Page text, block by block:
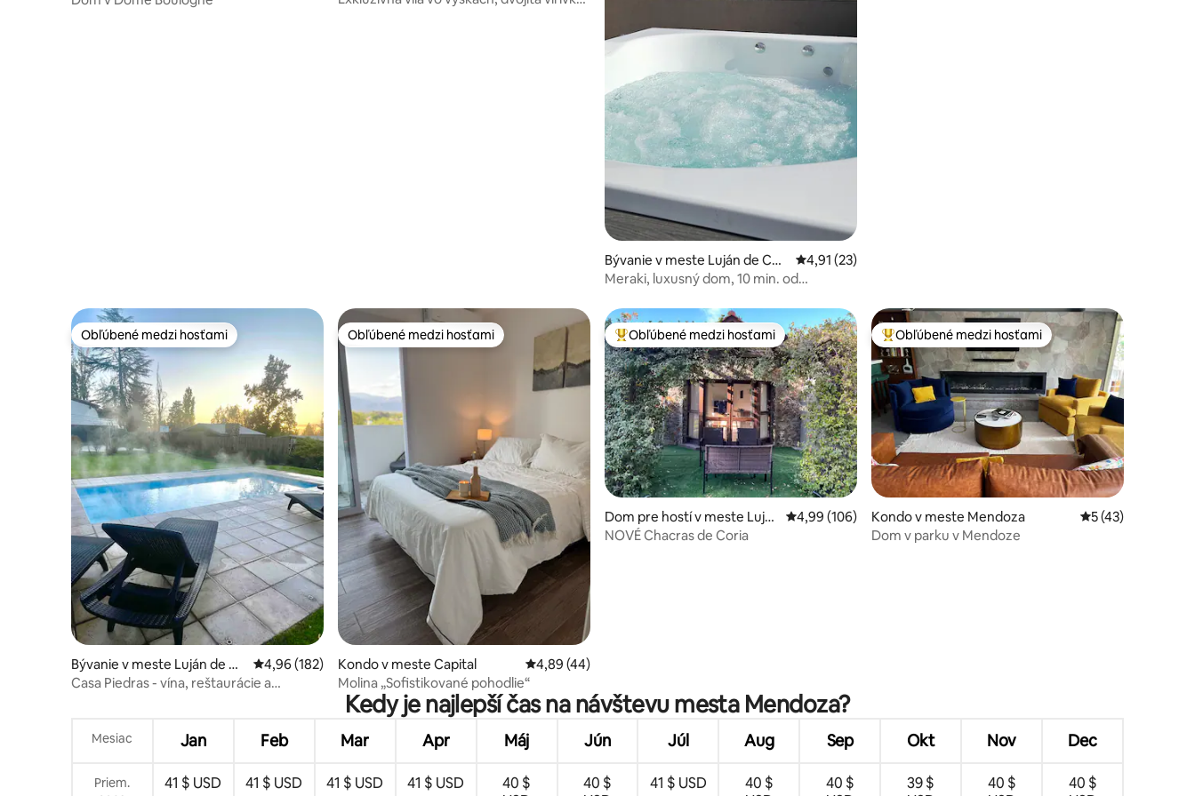
Bývanie v meste Luján de Cuy
o
Priemerné ohodnotenie 4,91 z 5, počet hodnotení: 23
4,91 (23)
Meraki, luxusný dom, 10 min. od
Obľúbené medzi hosťami
Obľúbené medzi hosťami
Bývanie v meste Luján de Cu
yo
Priemerné ohodnotenie 4,96 z 5, počet hodnotení: 182
4,96 (182)
Casa Piedras - vína, reštaurácie a
Obľúbené medzi hosťami
Obľúbené medzi hosťami
Kondo v meste Capital Priemerné ohodnotenie 4,89 z 5, počet hodnotení: 44
4,89 (44)
Molina „Sofistikované pohodlie“
Najobľúbenejšie medzi hosťami
Obľúbené medzi hosťami
Dom pre hostí v meste Lujá
n de Cuyo
Priemerné ohodnotenie 4,99 z 5, počet hodnotení: 106
4,99 (106)
NOVÉ Chacras de Coria
Najobľúbenejšie medzi hosťami
Obľúbené medzi hosťami
Kondo v meste Mendoza Priemerné
5 (43)
Dom v parku v Mendoze
Kedy je najlepší čas na návštevu mesta Mendoza?
Mesiac Jan Feb Mar Apr Máj Jún Júl Aug Sep Okt Nov Dec
Priem.
41 $ USD 41 $ USD 41 $ USD 41 $ USD
40 $
40 $
41 $ USD
40 $
40 $
39 $
40 $
40 $